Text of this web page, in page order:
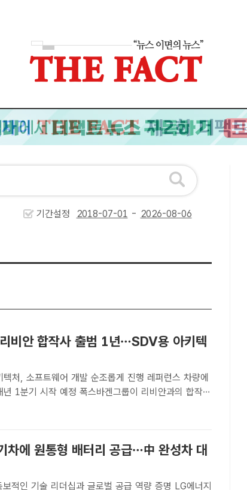
기간설정 -
비안 합작사 출범 1년…SDV용 아키텍
처, 소프트웨어 개발 순조롭게 진행 레퍼런스 차량에
폭스바겐그룹이 리비안과의 합작사
래 SDV를 위한 영역 기반 아키텍처 개발이 순조롭게
차에 원통형 배터리 공급…中 완성차 대
인 기술 리더십과 글로벌 공급 역량 증명 LG에너지